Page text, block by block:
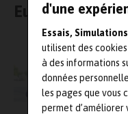
d'une
Essais,
utilisent des
à des informations
données
les pages que vous
permet
Europe »
IMT